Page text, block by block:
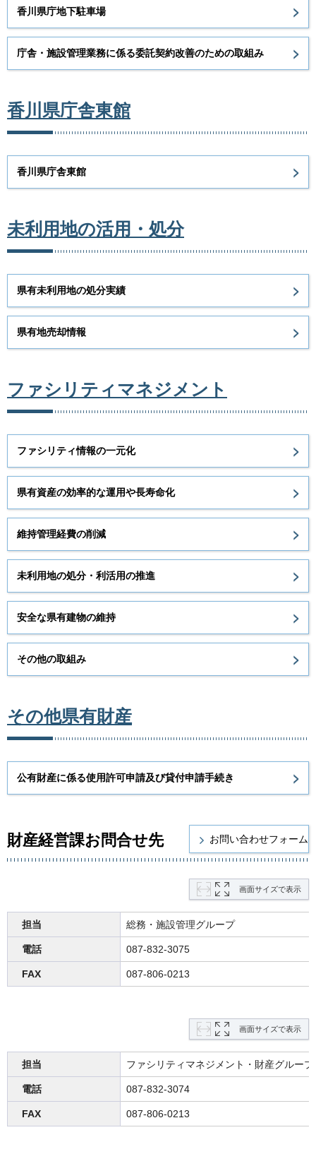
香川県庁地下駐車場
庁舎・施設管理業務に係る委託契約改善のための取組み
香川県庁舎東館
香川県庁舎東館
未利用地の活用・処分
県有未利用地の処分実績
県有地売却情報
ファシリティマネジメント
ファシリティ情報の一元化
県有資産の効率的な運用や長寿命化
維持管理経費の削減
未利用地の処分・利活用の推進
安全な県有建物の維持
その他の取組み
その他県有財産
公有財産に係る使用許可申請及び貸付申請手続き
財産経営課お問合せ先
画面サイズで表示
担当 総務・施設管理グループ
電話 087-832-3075
FAX 087-806-0213
画面サイズで表示
担当 ファシリティマネジメント・財産グループ
電話 087-832-3074
FAX 087-806-0213